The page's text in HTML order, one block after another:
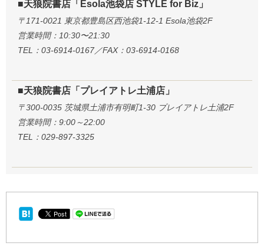
■天狼院書店「Esola池袋店 STYLE for Biz」
〒171-0021 東京都豊島区西池袋1-12-1 Esola池袋2F
営業時間：10:30〜21:30
TEL：03-6914-0167／FAX：03-6914-0168
■天狼院書店「プレイアトレ土浦店」
〒300-0035 茨城県土浦市有明町1-30 プレイアトレ土浦2F
営業時間：9:00～22:00
TEL：029-897-3325